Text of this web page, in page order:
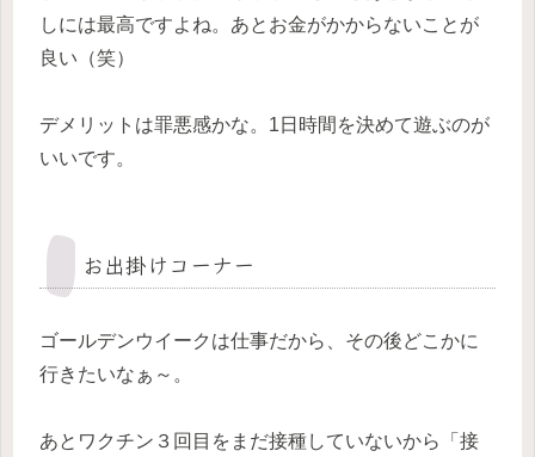
しには最高ですよね。あとお金がかからないことが
良い（笑）
デメリットは罪悪感かな。1日時間を決めて遊ぶのが
いいです。
お出掛けコーナー
ゴールデンウイークは仕事だから、その後どこかに
行きたいなぁ～。
あとワクチン３回目をまだ接種していないから「接